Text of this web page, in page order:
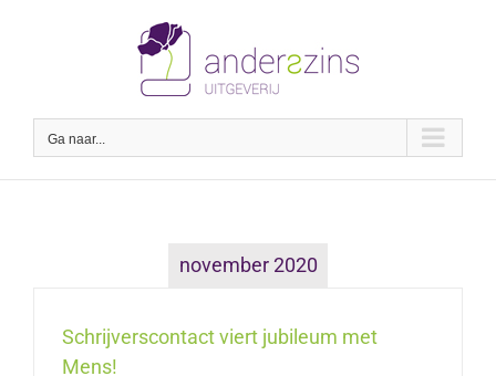
Ga naar...
november 2020
Schrijverscontact viert jubileum met
Mens!